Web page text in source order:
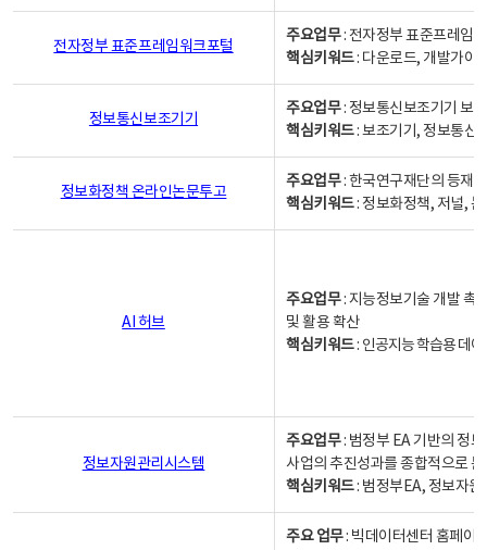
전자정부 표준프레임워크포털
주요업무: 전자정부 표준프레임
핵심키워드: 다운로드, 개발가이
정보통신보조기기
주요업무: 정보통신보조기기 보
핵심키워드: 보조기기, 정보통신
정보화정책 온라인논문투고
주요업무: 한국연구재단의 등재
핵심키워드: 정보화정책, 저널,
AI 허브
주요업무: 지능정보기술 개발 촉
및 활용 확산
핵심키워드: 인공지능 학습용 데
정보자원관리시스템
주요업무: 범정부 EA 기반의 정
사업의 추진성과를 종합적으로
핵심키워드: 범정부EA, 정보자
주요 업무: 빅데이터센터 홈페이